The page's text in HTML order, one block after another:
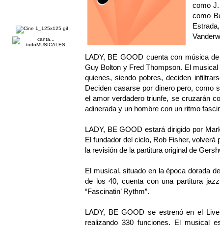
como
como
LADY, BE GOOD cuenta con música
Guy Bolton y Fred Thompson. El
quienes, siendo pobres, deciden
Deciden casarse por dinero pero, como
el amor verdadero triunfe, se cruzarán
adinerada y un hombre con un ritmo
LADY, BE GOOD estará dirigido por
El fundador del ciclo, Rob Fisher,
la revisión de la partitura original de
El musical, situado en la época dorada
de los 40, cuenta con una partitura
“Fascinatin’ Rythm”.
LADY, BE GOOD se estrenó en el
realizando 330 funciones. El musical